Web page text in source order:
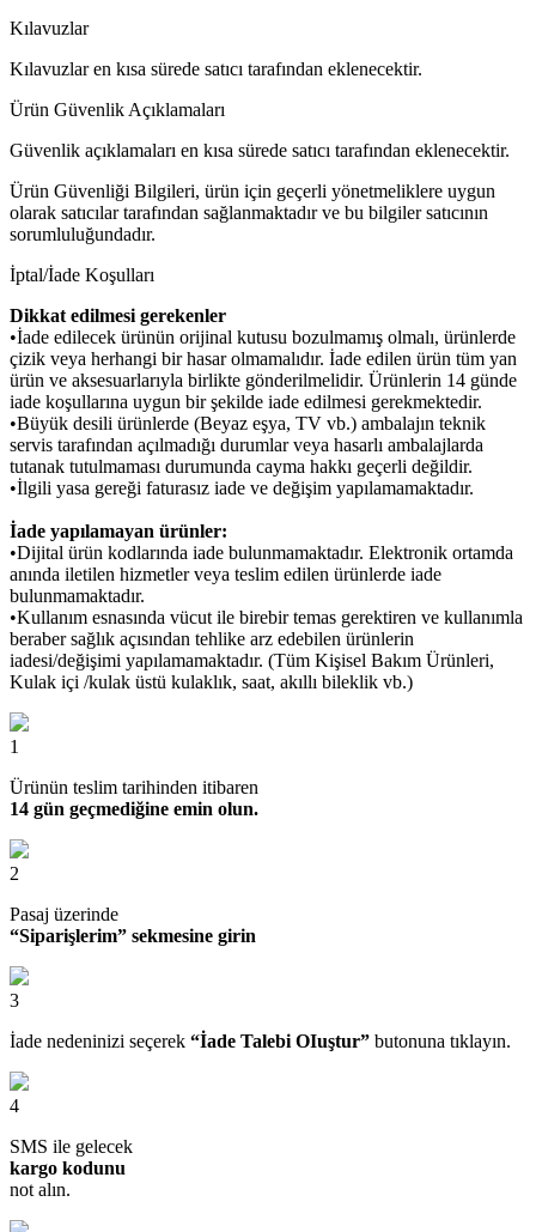
Kılavuzlar
Kılavuzlar en kısa sürede satıcı tarafından eklenecektir.
Ürün Güvenlik Açıklamaları
Güvenlik açıklamaları en kısa sürede satıcı tarafından eklenecektir.
Ürün Güvenliği Bilgileri, ürün için geçerli yönetmeliklere uygun
olarak satıcılar tarafından sağlanmaktadır ve bu bilgiler satıcının
sorumluluğundadır.
İptal/İade Koşulları
Dikkat edilmesi gerekenler
•İade edilecek ürünün orijinal kutusu bozulmamış olmalı, ürünlerde
çizik veya herhangi bir hasar olmamalıdır. İade edilen ürün tüm yan
ürün ve aksesuarlarıyla birlikte gönderilmelidir. Ürünlerin 14 günde
iade koşullarına uygun bir şekilde iade edilmesi gerekmektedir.
•Büyük desili ürünlerde (Beyaz eşya, TV vb.) ambalajın teknik
servis tarafından açılmadığı durumlar veya hasarlı ambalajlarda
tutanak tutulmaması durumunda cayma hakkı geçerli değildir.
•İlgili yasa gereği faturasız iade ve değişim yapılamamaktadır.
İade yapılamayan ürünler:
•Dijital ürün kodlarında iade bulunmamaktadır. Elektronik ortamda
anında iletilen hizmetler veya teslim edilen ürünlerde iade
bulunmamaktadır.
•Kullanım esnasında vücut ile birebir temas gerektiren ve kullanımla
beraber sağlık açısından tehlike arz edebilen ürünlerin
iadesi/değişimi yapılamamaktadır. (Tüm Kişisel Bakım Ürünleri,
Kulak içi /kulak üstü kulaklık, saat, akıllı bileklik vb.)
1
Ürünün teslim tarihinden itibaren
14 gün geçmediğine emin olun.
2
Pasaj üzerinde
“Siparişlerim” sekmesine girin
3
İade nedeninizi seçerek “İade Talebi OIuştur” butonuna tıklayın.
4
SMS ile gelecek
kargo kodunu
not alın.